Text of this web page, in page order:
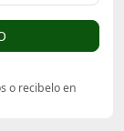
o recibelo en